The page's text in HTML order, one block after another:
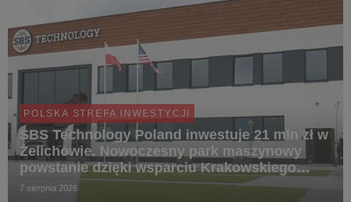
POLSKA STREFA INWESTYCJI
SBS Technology Poland inwestuje 21 mln zł w
Żelichowie. Nowoczesny park maszynowy
powstanie dzięki wsparciu Krakowskiego
Parku Technologicznego
7 sierpnia 2026